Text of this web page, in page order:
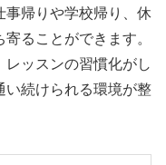
事帰りや学校帰り、休
ることができます。
ッスンの習慣化がし
い続けられる環境が整